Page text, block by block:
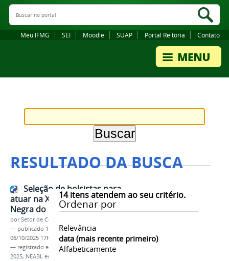
Buscar no portal
Meu IFMG SEI Moodle SUAP Portal Reitoria Contato
RESULTADO DA BUSCA
14itens atendem ao seu critério.
Ordenar por
Relevância
data (mais recente primeiro)
Alfabeticamente
Seleção de bolsistas para
atuar na X Semana da Consciência
Negra do IFMG-GV
porSetor de Comunicação
— publicado 17/09/2025—última modificação
06/10/2025 17h44
— registrado em:
X Semana da Consciência Negra
2025, NEABI, edital